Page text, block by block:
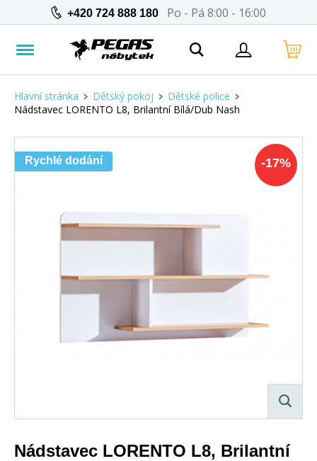
+420 724 888 180 Po - Pá 8:00 - 16:00
Hlavní stránka Dětský pokoj
Dětské police
Nádstavec LORENTO L8, Brilantní Bílá/Dub Nash
-17%
Rychlé dodání
Nádstavec LORENTO L8, Brilantní